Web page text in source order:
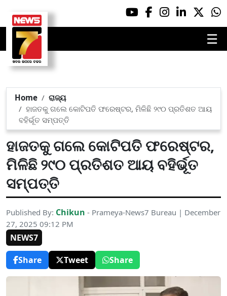
☰
Home
ରାଜ୍ୟ
ହାଜତକୁ ଗଲେ କୋଟିପତି ଫରେଷ୍ଟର, ମିଳିଛି ୨୯୦ ପ୍ରତିଶତ ଆୟ
ବହିର୍ଭୂତ ସମ୍ପତ୍ତି
ହାଜତକୁ ଗଲେ କୋଟିପତି ଫରେଷ୍ଟର,
ମିଳିଛି ୨୯୦ ପ୍ରତିଶତ ଆୟ ବହିର୍ଭୂତ
ସମ୍ପତ୍ତି
Published By: Chikun - Prameya-News7 Bureau | December
27, 2025 09:12 PM
NEWS7
Share
Tweet Share